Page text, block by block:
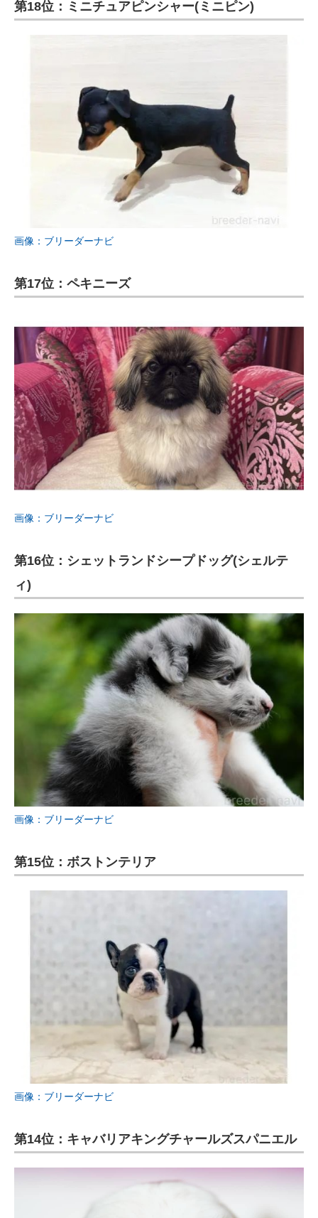
第18位：ミニチュアピンシャー(ミニピン)
画像：ブリーダーナビ
第17位：ペキニーズ
画像：ブリーダーナビ
第16位：シェットランドシープドッグ(シェルテ
ィ)
画像：ブリーダーナビ
第15位：ボストンテリア
画像：ブリーダーナビ
第14位：キャバリアキングチャールズスパニエル